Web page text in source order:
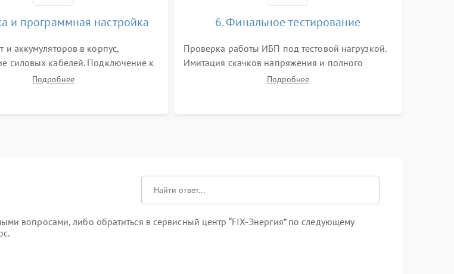
и программная настройка
и аккумуляторов в корпус,
силовых кабелей. Подключение к
калибровки констант
Подробнее
6. Финальное тестирование
Проверка работы ИБП под тестовой нагрузкой.
Имитация скачков напряжения и полного
отключения сети. Контроль времени автономной
Подробнее
вопросами, либо обратиться в сервисный центр “FIX-Энергия” по следующему